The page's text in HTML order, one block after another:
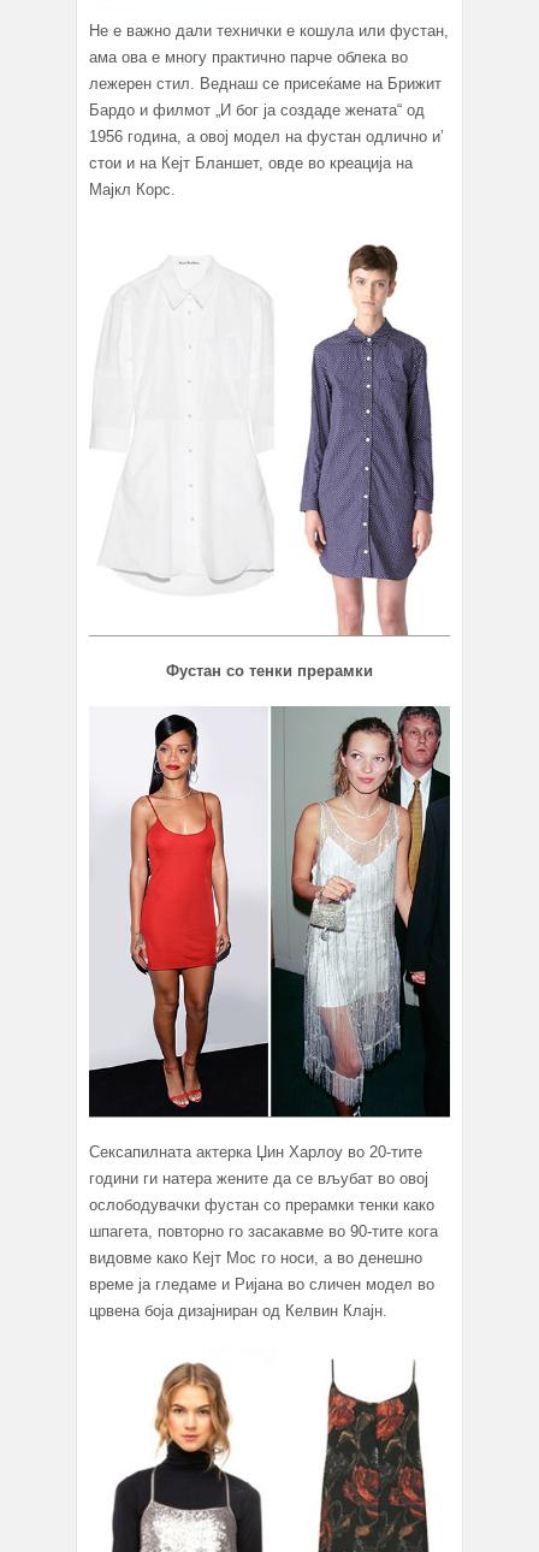
Не е важно дали технички е кошула или фустан,
ама ова е многу практично парче облека во
лежерен стил. Веднаш се присеќаме на Брижит
Бардо и филмот „И бог ја создаде жената“ од
1956 година, а овој модел на фустан одлично и’
стои и на Кејт Бланшет, овде во креација на
Мајкл Корс.
Фустан со тенки прерамки
Сексапилната актерка Џин Харлоу во 20-тите
години ги натера жените да се вљубат во овој
ослободувачки фустан со прерамки тенки како
шпагета, повторно го засакавме во 90-тите кога
видовме како Кејт Мос го носи, а во денешно
време ја гледаме и Ријана во сличен модел во
црвена боја дизајниран од Келвин Клајн.